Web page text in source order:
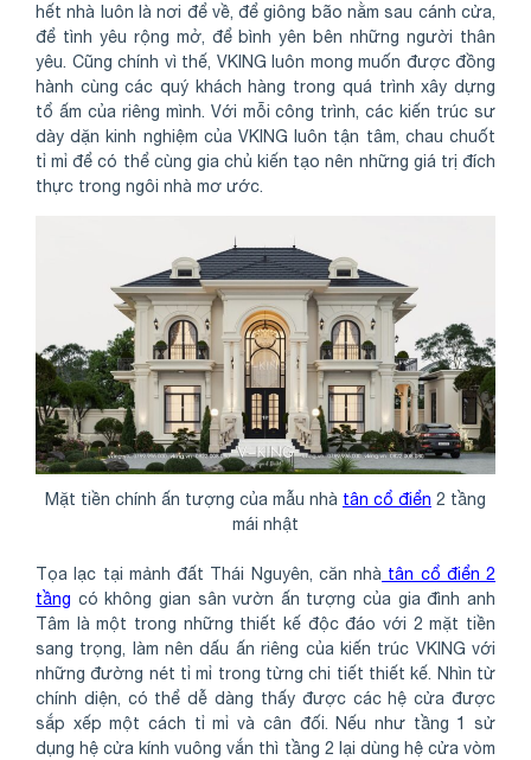
hết nhà luôn là nơi để về, để giông bão nằm sau cánh cửa,
để tình yêu rộng mở, để bình yên bên những người thân
yêu. Cũng chính vì thế, VKING luôn mong muốn được đồng
hành cùng các quý khách hàng trong quá trình xây dựng
tổ ấm của riêng mình. Với mỗi công trình, các kiến trúc sư
dày dặn kinh nghiệm của VKING luôn tận tâm, chau chuốt
tỉ mỉ để có thể cùng gia chủ kiến tạo nên những giá trị đích
thực trong ngôi nhà mơ ước.
Mặt tiền chính ấn tượng của mẫu nhà tân cổ điển 2 tầng
mái nhật
Tọa lạc tại mảnh đất Thái Nguyên, căn nhà tân cổ điển 2
tầng có không gian sân vườn ấn tượng của gia đình anh
Tâm là một trong những thiết kế độc đáo với 2 mặt tiền
sang trọng, làm nên dấu ấn riêng của kiến trúc VKING với
những đường nét tỉ mỉ trong từng chi tiết thiết kế. Nhìn từ
chính diện, có thể dễ dàng thấy được các hệ cửa được
sắp xếp một cách tỉ mỉ và cân đối. Nếu như tầng 1 sử
dụng hệ cửa kính vuông vắn thì tầng 2 lại dùng hệ cửa vòm